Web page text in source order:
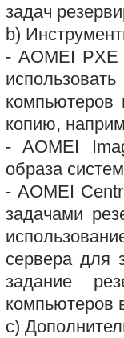
задач
b)
- AOMEI PXE
компьютеров
копию,
- AOMEI
образа
- AOMEI
задачами
сервера для
задание
компьютеров
c)